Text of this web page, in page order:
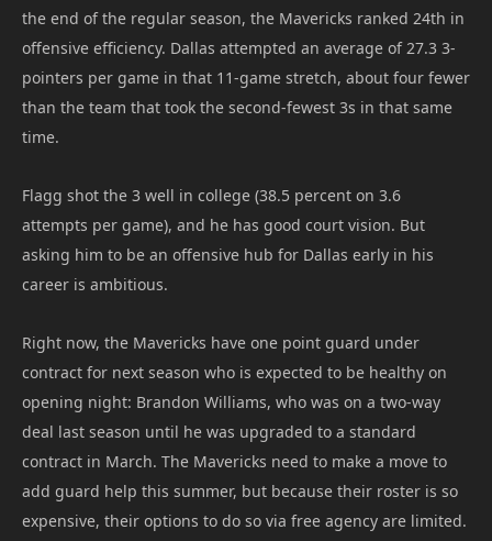
the end of the regular season, the Mavericks ranked 24th in
offensive efficiency. Dallas attempted an average of 27.3 3-
pointers per game in that 11-game stretch, about four fewer
than the team that took the second-fewest 3s in that same
time.
Flagg shot the 3 well in college (38.5 percent on 3.6
attempts per game), and he has good court vision. But
asking him to be an offensive hub for Dallas early in his
career is ambitious.
Right now, the Mavericks have one point guard under
contract for next season who is expected to be healthy on
opening night: Brandon Williams, who was on a two-way
deal last season until he was upgraded to a standard
contract in March. The Mavericks need to make a move to
add guard help this summer, but because their roster is so
expensive, their options to do so via free agency are limited.